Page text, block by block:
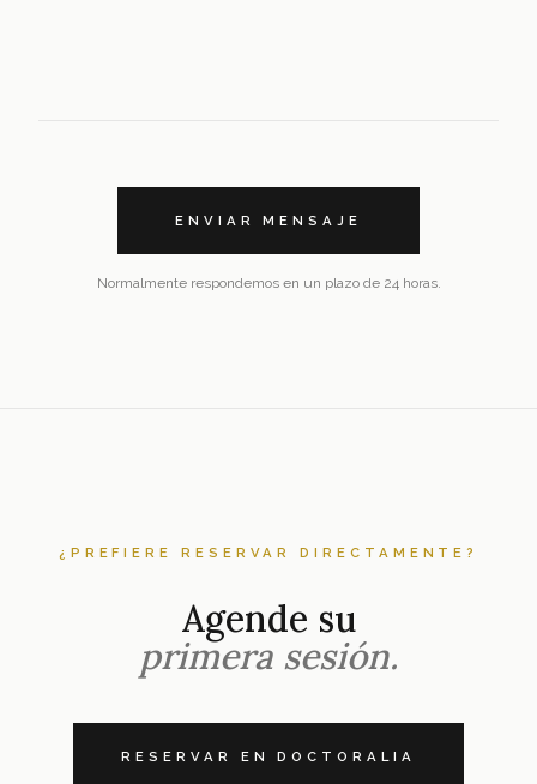
ENVIAR MENSAJE
Normalmente respondemos en un plazo de 24 horas.
¿PREFIERE RESERVAR DIRECTAMENTE?
Agende su
primera sesión.
RESERVAR EN DOCTORALIA